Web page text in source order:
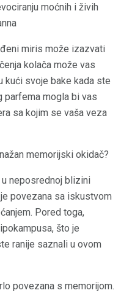
moćnih i živih
miris može izazvati
kolača može vas
svoje bake kada ste
mogla bi vas
sa kojim se vaša veza
memorijski okidač?
neposrednoj blizini
povezana sa iskustvom
Pored toga,
što je
ranije saznali u ovom
povezana s memorijom.